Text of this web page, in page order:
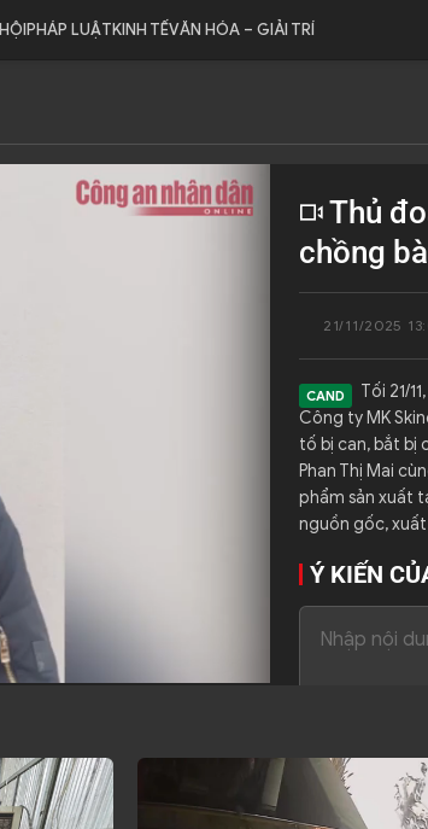
PHÁP LUẬTKINH TẾVĂN HÓA – GIẢI TRÍ
Thủ
chồng
21/11/2025
Tối 21/
Công ty MK
tố bị can, bắt bị
Phan Thị Mai
phẩm sản xuất
nguồn gốc, xuất
Ý KIẾN